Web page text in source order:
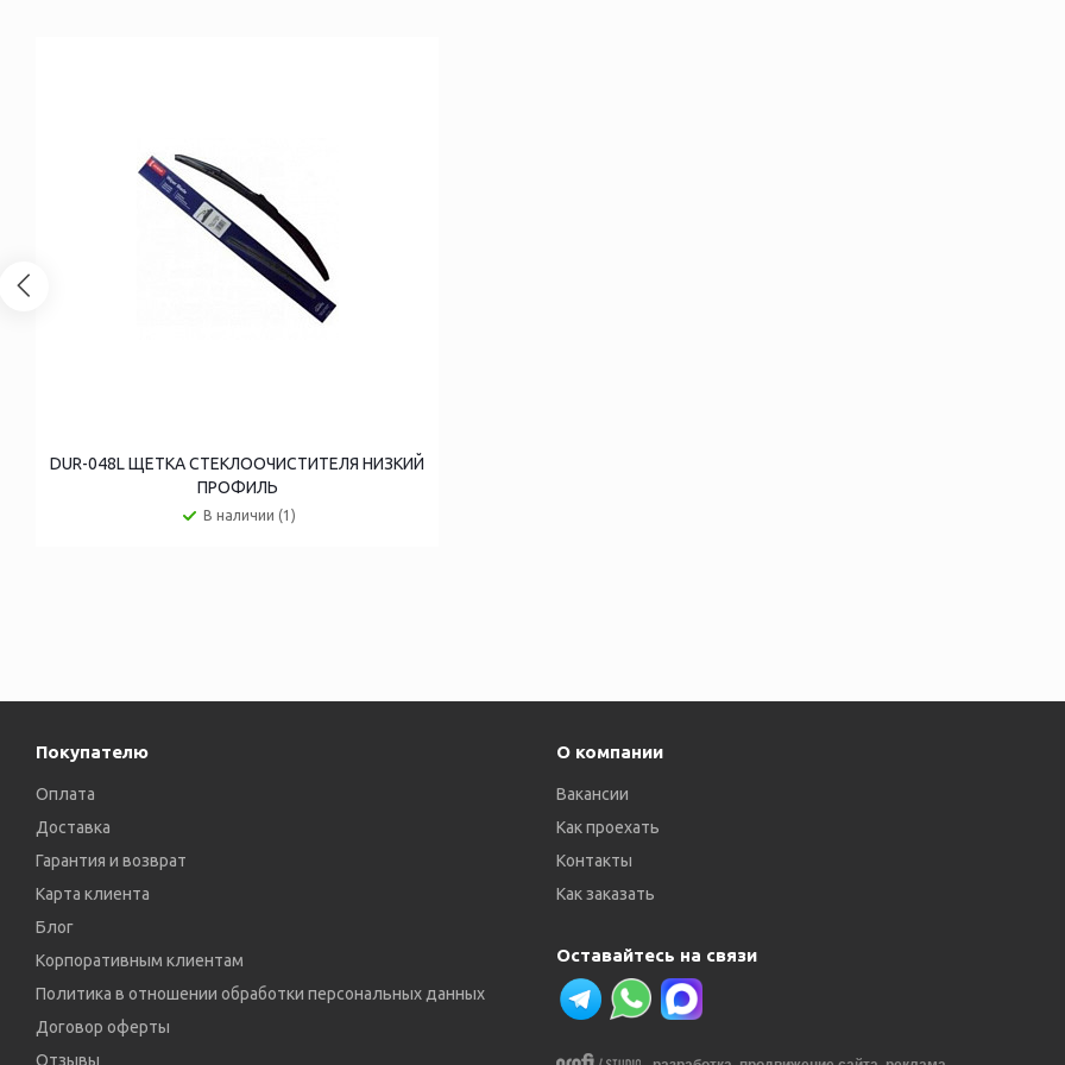
DUR-048L ЩЕТКА СТЕКЛООЧИСТИТЕЛЯ НИЗКИЙ
ПРОФИЛЬ
В наличии (1)
Покупателю
Оплата
Доставка
Гарантия и возврат
Карта клиента
Блог
Корпоративным клиентам
Политика в отношении обработки персональных данных
Договор оферты
Отзывы
О компании
Вакансии
Как проехать
Контакты
Как заказать
Оставайтесь на связи